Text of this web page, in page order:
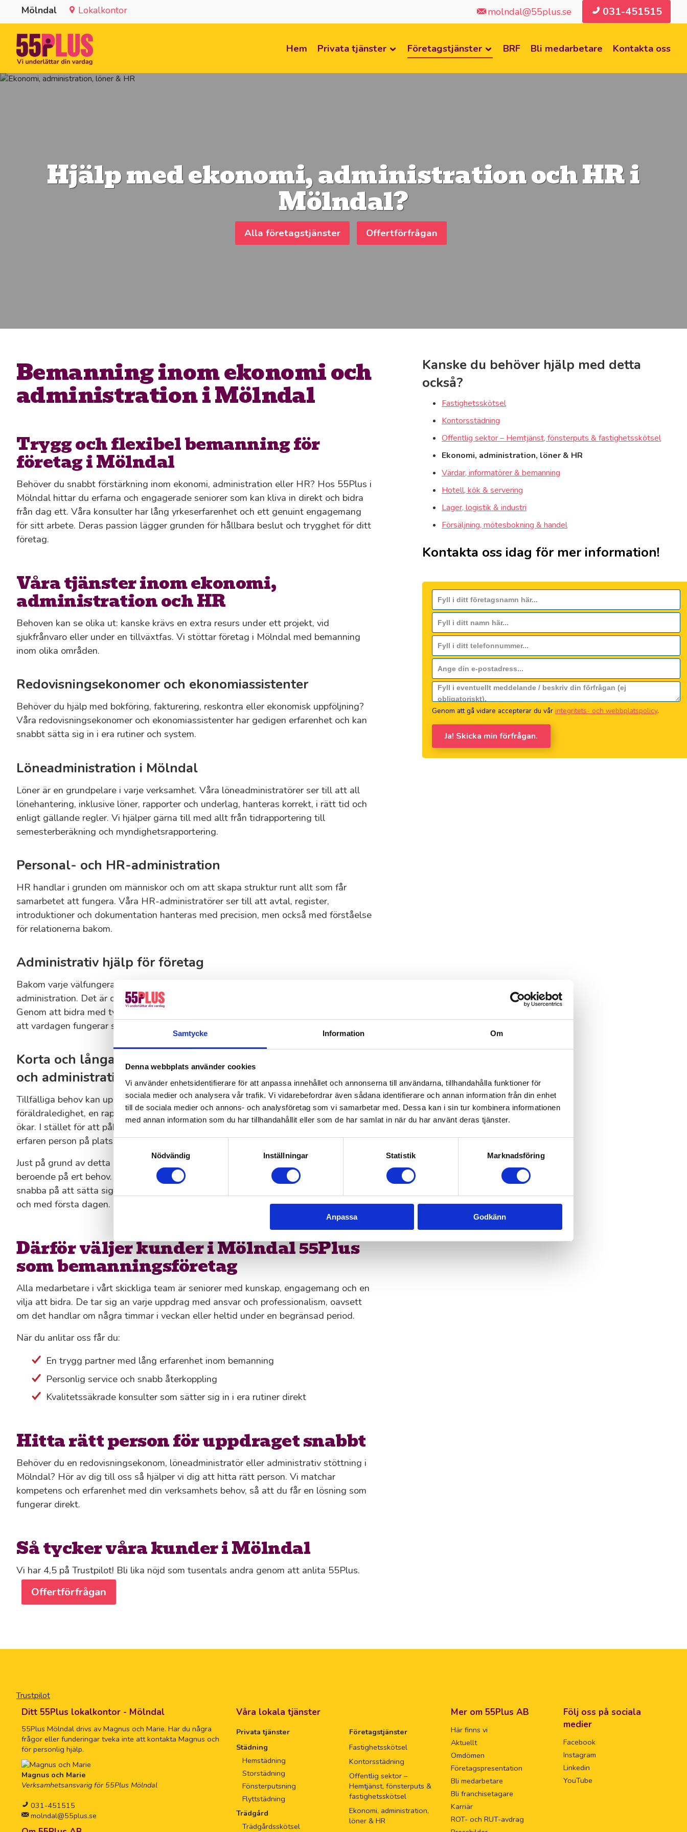
Samtycke Information Om
Denna webbplats använder cookies
Vi använder enhetsidentifierare för att anpassa innehållet och annonserna till användarna, tillhandahålla funktioner för
sociala medier och analysera vår trafik. Vi vidarebefordrar även sådana identifierare och annan information från din enhet
till de sociala medier och annons- och analysföretag som vi samarbetar med. Dessa kan i sin tur kombinera informationen
med annan information som du har tillhandahållit eller som de har samlat in när du har använt deras tjänster.
Nödvändig
Inställningar Statistik Marknadsföring
Anpassa Godkänn
Mölndal Lokalkontor molndal@55plus.se 031-451515
Hem Privata tjänster Företagstjänster BRF Bli medarbetare Kontakta oss
Hjälp med ekonomi, administration och HR i
Mölndal?
Alla företagstjänster Offertförfrågan
Bemanning inom ekonomi och
administration i Mölndal
Trygg och flexibel bemanning för
företag i Mölndal
Behöver du snabbt förstärkning inom ekonomi, administration eller HR? Hos 55Plus i
Mölndal hittar du erfarna och engagerade seniorer som kan kliva in direkt och bidra
från dag ett. Våra konsulter har lång yrkeserfarenhet och ett genuint engagemang
för sitt arbete. Deras passion lägger grunden för hållbara beslut och trygghet för ditt
företag.
Våra tjänster inom ekonomi,
administration och HR
Behoven kan se olika ut: kanske krävs en extra resurs under ett projekt, vid
sjukfrånvaro eller under en tillväxtfas. Vi stöttar företag i Mölndal med bemanning
inom olika områden.
Redovisningsekonomer och ekonomiassistenter
Behöver du hjälp med bokföring, fakturering, reskontra eller ekonomisk uppföljning?
Våra redovisningsekonomer och ekonomiassistenter har gedigen erfarenhet och kan
snabbt sätta sig in i era rutiner och system.
Löneadministration i Mölndal
Löner är en grundpelare i varje verksamhet. Våra löneadministratörer ser till att all
lönehantering, inklusive löner, rapporter och underlag, hanteras korrekt, i rätt tid och
enligt gällande regler. Vi hjälper gärna till med allt från tidrapportering till
semesterberäkning och myndighetsrapportering.
Personal- och HR-administration
HR handlar i grunden om människor och om att skapa struktur runt allt som får
samarbetet att fungera. Våra HR-administratörer ser till att avtal, register,
introduktioner och dokumentation hanteras med precision, men också med förståelse
för relationerna bakom.
Administrativ hjälp för företag
Bakom varje välfungerande verksamhet finns en stabil och välorganiserad
administration. Det är där grunden för ordning, effektivitet och samarbete skapas.
Genom att bidra med tydlig struktur, smarta rutiner och genomtänkta flöden ser vi till
att vardagen fungerar smidigt.
Korta och långa uppdrag för bemanning inom ekonomi
och administration
Tillfälliga behov kan uppstå när du minst anar det. En medarbetare går på
föräldraledighet, en rapportering ska in, ett nytt projekt startar och arbetsbördan
ökar. I stället för att påbörja en lång rekryteringsprocess kan du via 55Plus få in en
erfaren person på plats redan inom några dagar.
Just på grund av detta erbjuder vi både korttidsbemanning och längre uppdrag,
beroende på ert behov. Våra seniora konsulter är dessutom väldigt självgående,
snabba på att sätta sig in i nya rutiner och vana vid att leverera resultat redan från
och med första dagen.
Därför väljer kunder i Mölndal 55Plus
som bemanningsföretag
Alla medarbetare i vårt skickliga team är seniorer med kunskap, engagemang och en
vilja att bidra. De tar sig an varje uppdrag med ansvar och professionalism, oavsett
om det handlar om några timmar i veckan eller heltid under en begränsad period.
När du anlitar oss får du:
En trygg partner med lång erfarenhet inom bemanning
Personlig service och snabb återkoppling
Kvalitetssäkrade konsulter som sätter sig in i era rutiner direkt
Hitta rätt person för uppdraget snabbt
Behöver du en redovisningsekonom, löneadministratör eller administrativ stöttning i
Mölndal? Hör av dig till oss så hjälper vi dig att hitta rätt person. Vi matchar
kompetens och erfarenhet med din verksamhets behov, så att du får en lösning som
fungerar direkt.
Så tycker våra kunder i Mölndal
Vi har 4,5 på Trustpilot! Bli lika nöjd som tusentals andra genom att anlita 55Plus.
Offertförfrågan
Kanske du behöver hjälp med detta
också?
Fastighetsskötsel
Kontorsstädning
Offentlig sektor – Hemtjänst, fönsterputs & fastighetsskötsel
Ekonomi, administration, löner & HR
Värdar, informatörer & bemanning
Hotell, kök & servering
Lager, logistik & industri
Försäljning, mötesbokning & handel
Kontakta oss idag för mer information!
Genom att gå vidare accepterar du vår integritets- och webbplatspolicy.
Ja! Skicka min förfrågan.
Trustpilot
Ditt 55Plus lokalkontor - Mölndal
55Plus Mölndal drivs av Magnus och Marie. Har du några
frågor eller funderingar tveka inte att kontakta Magnus och
för personlig hjälp.
Magnus och Marie
Verksamhetsansvarig för 55Plus Mölndal
031-451515
molndal@55plus.se
Våra lokala tjänster
Privata tjänster
Städning
Hemstädning
Storstädning
Fönsterputsning
Flyttstädning
Trädgård
Trädgårdsskötsel
Företagstjänster
Fastighetsskötsel
Kontorsstädning
Offentlig sektor –
Hemtjänst, fönsterputs &
fastighetsskötsel
Ekonomi, administration,
löner & HR
Mer om 55Plus AB
Här finns vi
Aktuellt
Omdömen
Företagspresentation
Bli medarbetare
Bli franchisetagare
Karriär
ROT- och RUT-avdrag
Följ oss på sociala
medier
Facebook
Instagram
Linkedin
YouTube